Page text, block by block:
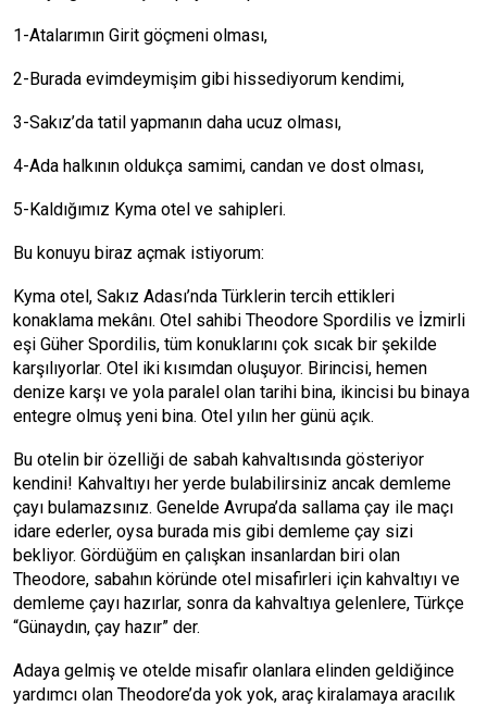
1-Atalarımın Girit göçmeni olması,
2-Burada evimdeymişim gibi hissediyorum kendimi,
3-Sakız’da tatil yapmanın daha ucuz olması,
4-Ada halkının oldukça samimi, candan ve dost olması,
5-Kaldığımız Kyma otel ve sahipleri.
Bu konuyu biraz açmak istiyorum:
Kyma otel, Sakız Adası’nda Türklerin tercih ettikleri
konaklama mekânı. Otel sahibi Theodore Spordilis ve İzmirli
eşi Güher Spordilis, tüm konuklarını çok sıcak bir şekilde
karşılıyorlar. Otel iki kısımdan oluşuyor. Birincisi, hemen
denize karşı ve yola paralel olan tarihi bina, ikincisi bu binaya
entegre olmuş yeni bina. Otel yılın her günü açık.
Bu otelin bir özelliği de sabah kahvaltısında gösteriyor
kendini! Kahvaltıyı her yerde bulabilirsiniz ancak demleme
çayı bulamazsınız. Genelde Avrupa’da sallama çay ile maçı
idare ederler, oysa burada mis gibi demleme çay sizi
bekliyor. Gördüğüm en çalışkan insanlardan biri olan
Theodore, sabahın köründe otel misafirleri için kahvaltıyı ve
demleme çayı hazırlar, sonra da kahvaltıya gelenlere, Türkçe
“Günaydın, çay hazır” der.
Adaya gelmiş ve otelde misafir olanlara elinden geldiğince
yardımcı olan Theodore’da yok yok, araç kiralamaya aracılık